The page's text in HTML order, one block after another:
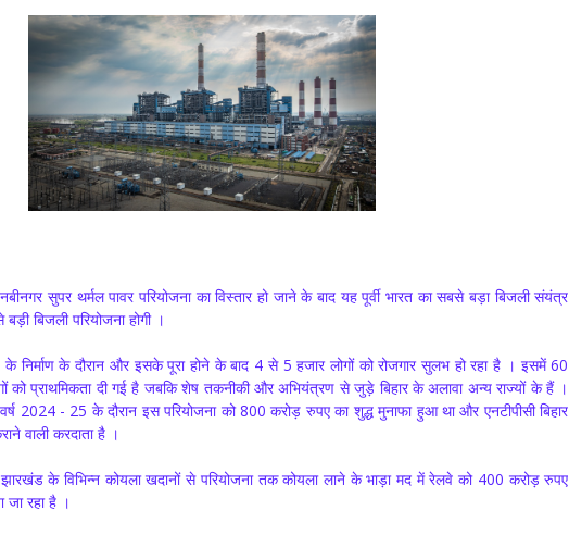
सुपर थर्मल पावर परियोजना का विस्तार हो जाने के बाद यह पूर्वी भारत का सबसे बड़ा बिजली संयंत्र
बिजली परियोजना होगी ।
निर्माण के दौरान और इसके पूरा होने के बाद 4 से 5 हजार लोगों को रोजगार सुलभ हो रहा है । इसमें 60
को प्राथमिकता दी गई है जबकि शेष तकनीकी और अभियंत्रण से जुड़े बिहार के अलावा अन्य राज्यों के हैं ।
वर्ष 2024 - 25 के दौरान इस परियोजना को 800 करोड़ रुपए का शुद्ध मुनाफा हुआ था और एनटीपीसी बिहार
वाली करदाता है ।
झारखंड के विभिन्न कोयला खदानों से परियोजना तक कोयला लाने के भाड़ा मद में रेलवे को 400 करोड़ रुपए
जा रहा है ।